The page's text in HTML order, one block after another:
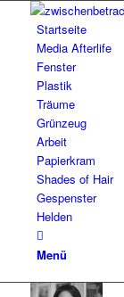
Startseite
Media Afterlife
Fenster
Plastik
Träume
Grünzeug
Arbeit
Papierkram
Shades of Hair
Gespenster
Helden
Menü